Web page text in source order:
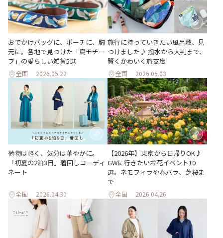
おでかけバッグに、ポーチに、胸
元に。各地で見つけた「鳥モチー
フ」の愛らしい雑貨5選
全国 2026.05.22
旅行に持っていきたい風呂敷、見
つけました♪ 撥水から大判まで、
賢くかわいく旅支度
全国 2026.05.03
荷物は軽く、気分は華やかに。
「初夏の2泊3日」着回しコーディ
ネート
全国 2026.04.30
【2026年】東京から日帰りOK♪
GWに行きたいお花イベント10
選。ネモフィラや春バラ、芝桜ま
で
全国 2026.04.26